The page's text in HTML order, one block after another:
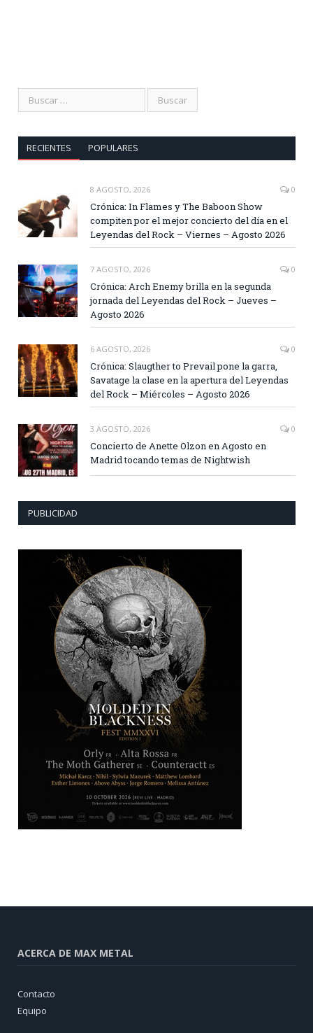
RECIENTES POPULARES
8 AGOSTO, 2026 0
Crónica: In Flames y The Baboon Show
compiten por el mejor concierto del día en el
Leyendas del Rock – Viernes – Agosto 2026
7 AGOSTO, 2026 0
Crónica: Arch Enemy brilla en la segunda
jornada del Leyendas del Rock – Jueves –
Agosto 2026
6 AGOSTO, 2026 0
Crónica: Slaugther to Prevail pone la garra,
Savatage la clase en la apertura del Leyendas
del Rock – Miércoles – Agosto 2026
3 AGOSTO, 2026 0
Concierto de Anette Olzon en Agosto en
Madrid tocando temas de Nightwish
PUBLICIDAD
ACERCA DE MAX METAL
Contacto
Equipo